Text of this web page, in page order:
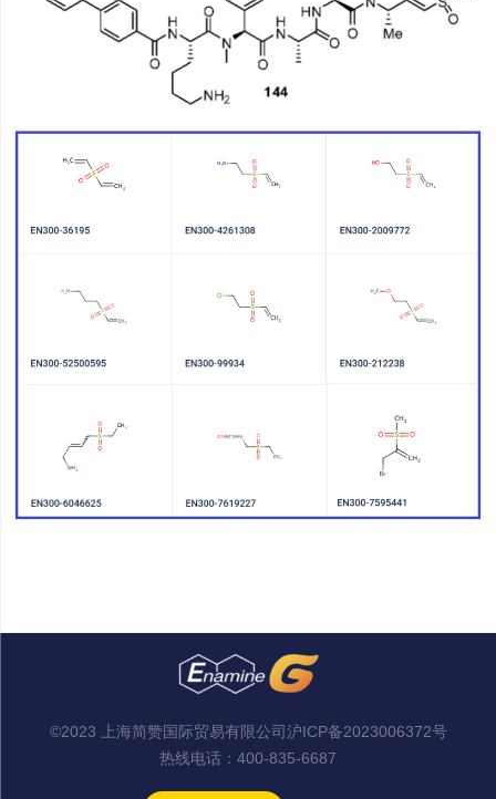
©2023 上海简赞国际贸易有限公司 沪ICP备2023006372号
热线电话： 400-835-6687